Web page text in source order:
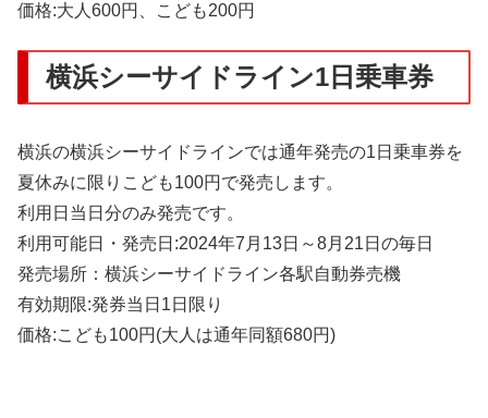
価格:大人600円、こども200円
横浜シーサイドライン1日乗車券
横浜の横浜シーサイドラインでは通年発売の1日乗車券を
夏休みに限りこども100円で発売します。
利用日当日分のみ発売です。
利用可能日・発売日:2024年7月13日～8月21日の毎日
発売場所：横浜シーサイドライン各駅自動券売機
有効期限:発券当日1日限り
価格:こども100円(大人は通年同額680円)